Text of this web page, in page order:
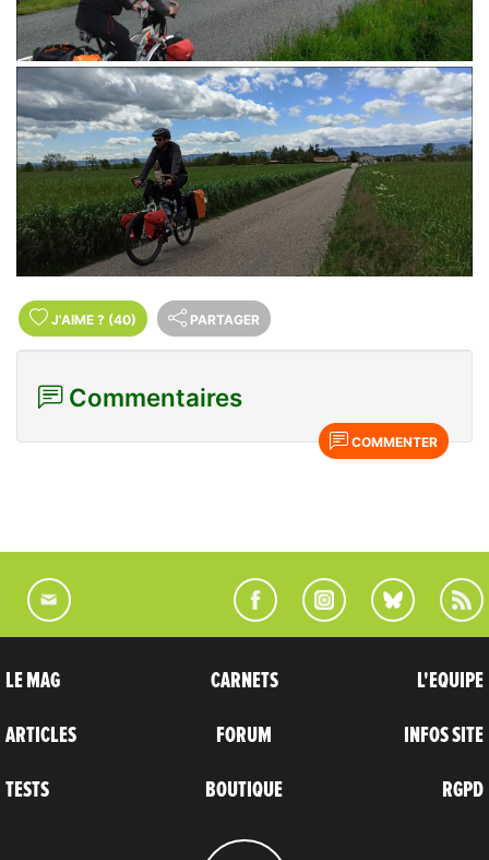
J'AIME ? (40) PARTAGER
Commentaires
COMMENTER
LE MAG
ARTICLES
TESTS
CARNETS
FORUM
BOUTIQUE
L'EQUIPE
INFOS SITE
RGPD